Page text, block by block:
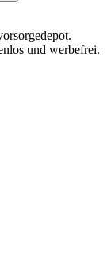
und werbefrei.